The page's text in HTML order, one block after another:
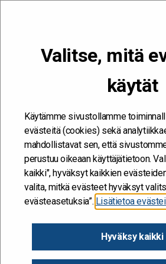
Valitse, mitä
käytät
Käytämme sivustollamme
evästeitä (cookies) sekä
mahdollistavat sen, että
perustuu oikeaan käyttäjätietoon.
kaikki", hyväksyt kaikkien
valita, mitkä evästeet hyväksyt
evästeasetuksia”. Lisätietoa
Hyväksy kaikki
Kehitän ja kehityn #töissäSuomelle
6.10. Aamu